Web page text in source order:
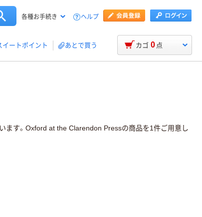
各種お手続き ヘルプ
イートポイント あとで買う カゴ 0 点
ます。Oxford at the Clarendon Pressの商品を1件ご用意し